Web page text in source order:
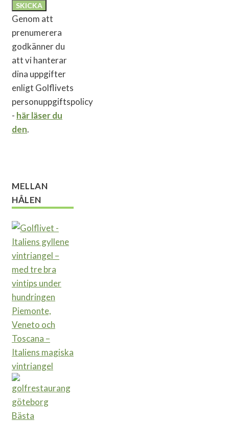
Genom att
prenumerera
godkänner du
att vi hanterar
dina uppgifter
enligt Golflivets
personuppgiftspolicy
- här läser du
den.
MELLAN
HÅLEN
Piemonte,
Veneto och
Toscana –
Italiens magiska
vintriangel
Bästa